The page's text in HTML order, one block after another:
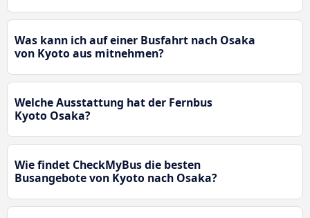
Was kann ich auf einer Busfahrt nach Osaka
von Kyoto aus mitnehmen?
Welche Ausstattung hat der Fernbus
Kyoto Osaka?
Wie findet CheckMyBus die besten
Busangebote von Kyoto nach Osaka?